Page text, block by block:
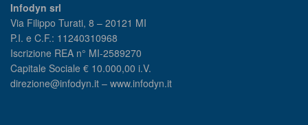
Infodyn srl
Via Filippo Turati, 8 – 20121 MI
P.I. e C.F.: 11240310968
Iscrizione REA n° MI-2589270
Capitale Sociale € 10.000,00 i.V.
direzione@infodyn.it – www.infodyn.it